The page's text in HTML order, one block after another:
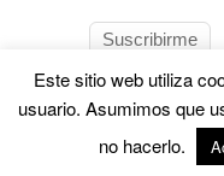
© EL
Este sitio web utiliza
usuario. Asumimos que
no hacerlo.